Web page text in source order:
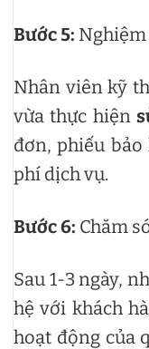
Bước 5:
Nhân viên kỹ
vừa thực hiện
đơn, phiếu
phí dịch vụ.
Bước 6: Chăm
Sau 1-3 ngày,
hệ với khách
hoạt động của